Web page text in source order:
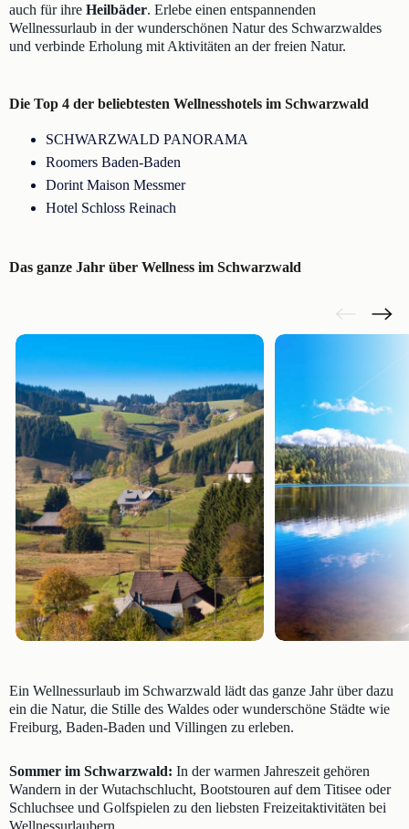
auch für ihre Heilbäder. Erlebe einen entspannenden
Wellnessurlaub in der wunderschönen Natur des Schwarzwaldes
und verbinde Erholung mit Aktivitäten an der freien Natur.
Die Top 4 der beliebtesten Wellnesshotels im Schwarzwald
SCHWARZWALD PANORAMA
Roomers Baden-Baden
Dorint Maison Messmer
Hotel Schloss Reinach
Das ganze Jahr über Wellness im Schwarzwald
Ein Wellnessurlaub im Schwarzwald lädt das ganze Jahr über dazu
ein die Natur, die Stille des Waldes oder wunderschöne Städte wie
Freiburg, Baden-Baden und Villingen zu erleben.
Sommer im Schwarzwald: In der warmen Jahreszeit gehören
Wandern in der Wutachschlucht, Bootstouren auf dem Titisee oder
Schluchsee und Golfspielen zu den liebsten Freizeitaktivitäten bei
Wellnessurlaubern.